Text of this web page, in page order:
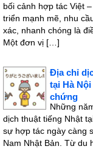
bối cảnh hợp tác Việt
triển mạnh mẽ, nhu
xác, nhanh chóng là
Một đơn vị […]
Địa chỉ
tại Hà
chứng
Những
dịch thuật tiếng Nhật
sự hợp tác ngày càng
Nam Nhật Bản. Từ du